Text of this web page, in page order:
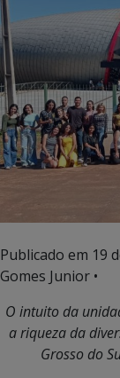
Publicado em 19
Gomes Junior •
O intuito da
a riqueza da
Grosso do